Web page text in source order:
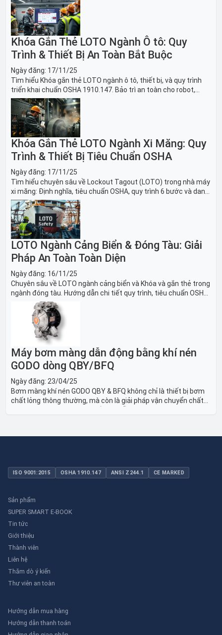
Khóa Gắn Thẻ LOTO Ngành Ô tô: Quy
Trình & Thiết Bị An Toàn Bắt Buộc
Ngày đăng: 17/11/25
Tìm hiểu Khóa gắn thẻ LOTO ngành ô tô, thiết bị, và quy trình
triển khai chuẩn OSHA 1910.147. Bảo trì an toàn cho robot,
băng tải sản xuất ô tô và dây chuyền lắp ráp xe hơi.
Khóa Gắn Thẻ LOTO Ngành Xi Măng: Quy
Trình & Thiết Bị Tiêu Chuẩn OSHA
Ngày đăng: 17/11/25
Tìm hiểu chuyên sâu về Lockout Tagout (LOTO) trong nhà máy
xi măng: Định nghĩa, tiêu chuẩn OSHA, quy trình 6 bước và danh
sách thiết bị LOTO thiết yếu. Giải pháp bảo trì lò nung, máy
nghiền an toàn.
LOTO Ngành Cảng Biển & Đóng Tàu: Giải
Pháp An Toàn Toàn Diện
Ngày đăng: 16/11/25
Chuyên sâu về LOTO ngành cảng biển và Khóa và gắn thẻ trong
ngành đóng tàu. Hướng dẫn chi tiết quy trình, tiêu chuẩn OSHA,
thiết bị và Giải pháp LOTO trong công nghiệp đóng tàu toàn
Máy bơm màng dẫn động bằng khí nén
GODO dòng QBY/BFQ
Ngày đăng: 23/04/25
Bơm màng khí nén GODO QBY & BFQ không chỉ là thiết bị bơm
chất lỏng thông thường, mà còn là giải pháp vận chuyển chất
ISO 9001:2015 OSHA 1910.147 ANSI Z244.1 CE MARKED
Sản phẩm
SUPER SMART E-BOOK
Tin tức
Giới thiệu
Thành viên
Liên hệ
Thăm dò ý kiến
Thư viên an toàn
Hướng dẫn mua hàng
Hướng dẫn thanh toán